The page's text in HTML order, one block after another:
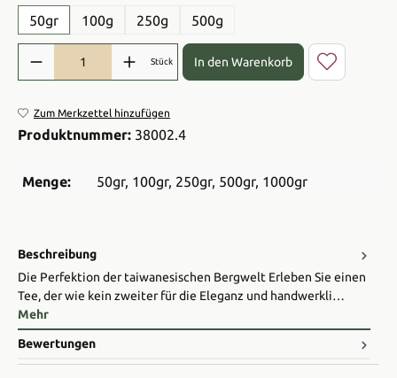
50gr 100g 250g 500g
Produkt Anzahl: Gib den gewünschten Wert ein oder benutze die
Stück In den Warenkorb
Zum Merkzettel hinzufügen
Produktnummer: 38002.4
Menge: 50gr, 100gr, 250gr, 500gr, 1000gr
Beschreibung
Die Perfektion der taiwanesischen Bergwelt Erleben Sie einen
Tee, der wie kein zweiter für die Eleganz und handwerkli…
Mehr
Bewertungen